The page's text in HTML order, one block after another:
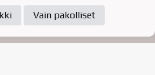
Vain pakolliset